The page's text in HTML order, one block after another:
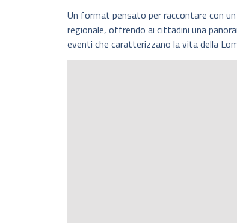
Un format pensato per raccontare con
regionale, offrendo ai cittadini una
eventi che caratterizzano la vita della